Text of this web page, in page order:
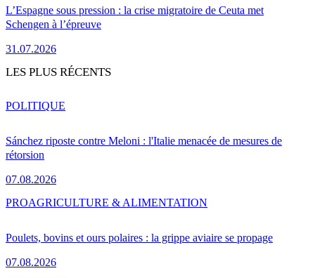
L’Espagne sous pression : la crise migratoire de Ceuta met
Schengen à l’épreuve
31.07.2026
LES PLUS RÉCENTS
Sánchez riposte contre Meloni : l'Italie menacée de mesures de
rétorsion
07.08.2026
POLITIQUE
Poulets, bovins et ours polaires : la grippe aviaire se propage
07.08.2026
PROAGRICULTURE & ALIMENTATION